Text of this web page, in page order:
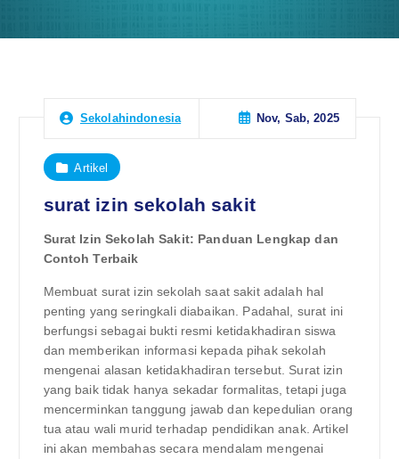
Sekolahindonesia Nov, Sab, 2025
Artikel
surat izin sekolah sakit
Surat Izin Sekolah Sakit: Panduan Lengkap dan
Contoh Terbaik
Membuat surat izin sekolah saat sakit adalah hal
penting yang seringkali diabaikan. Padahal, surat ini
berfungsi sebagai bukti resmi ketidakhadiran siswa
dan memberikan informasi kepada pihak sekolah
mengenai alasan ketidakhadiran tersebut. Surat izin
yang baik tidak hanya sekadar formalitas, tetapi juga
mencerminkan tanggung jawab dan kepedulian orang
tua atau wali murid terhadap pendidikan anak. Artikel
ini akan membahas secara mendalam mengenai